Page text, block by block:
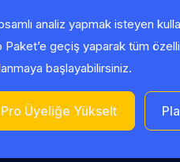
analiz yapmak isteyen
Paket’e geçiş yaparak tüm
başlayabilirsiniz.
Pro Üyeliğe Yükselt